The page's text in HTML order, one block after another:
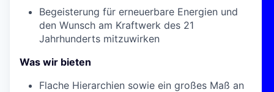
Begeisterung für erneuerbare Energien und
den Wunsch am Kraftwerk des 21
Jahrhunderts mitzuwirken
Was wir bieten
Flache Hierarchien sowie ein großes Maß an